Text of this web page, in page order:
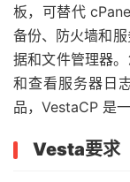
板，可替代
备份、防火墙和
据和文件管理器
和查看服务器日
品，VestaCP 是
Vesta要求